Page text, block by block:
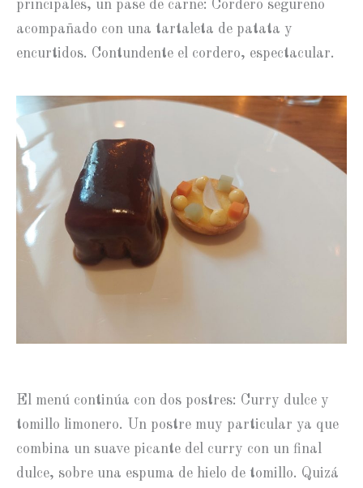
principales, un pase de carne: Cordero segureño
acompañado con una tartaleta de patata y
encurtidos. Contundente el cordero, espectacular.
El menú continúa con dos postres: Curry dulce y
tomillo limonero. Un postre muy particular ya que
combina un suave picante del curry con un final
dulce, sobre una espuma de hielo de tomillo. Quizá